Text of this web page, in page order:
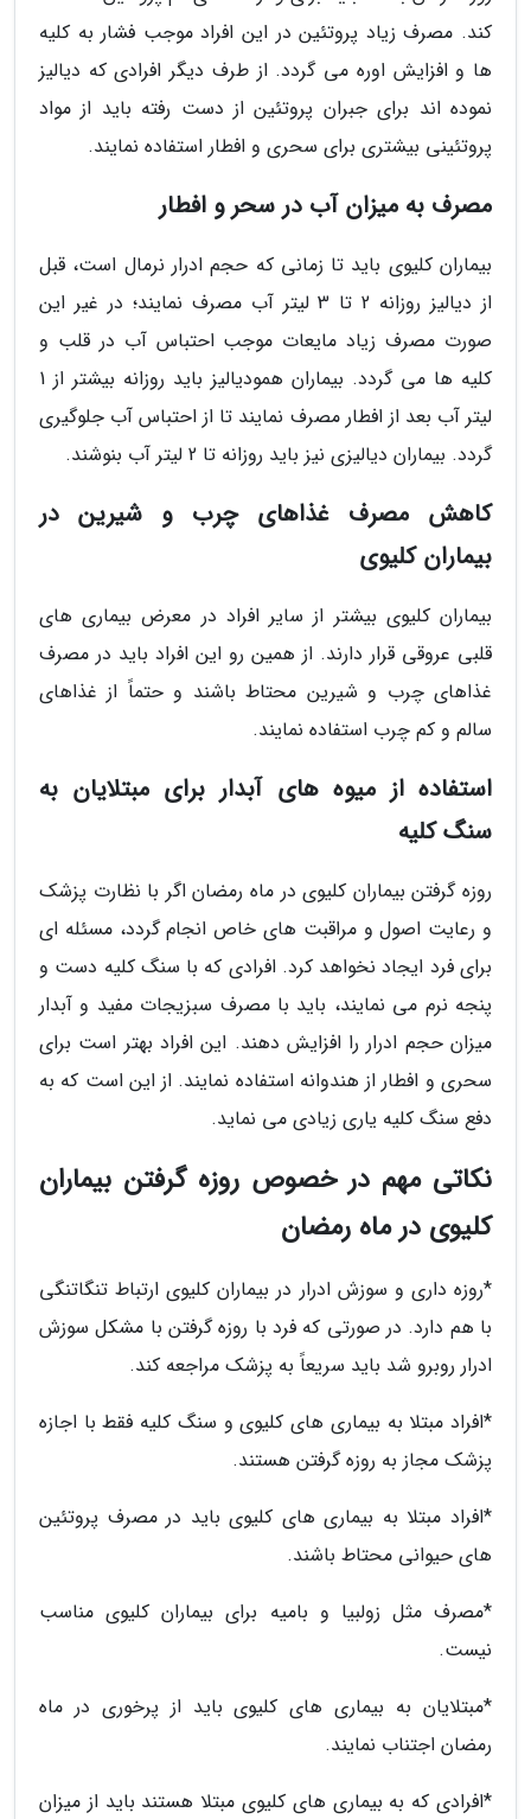
کند. مصرف زیاد پروتئین در این افراد موجب فشار به کلیه
ها و افزایش اوره می گردد. از طرف دیگر افرادی که دیالیز
نموده اند برای جبران پروتئین از دست رفته باید از مواد
پروتئینی بیشتری برای سحری و افطار استفاده نمایند.
مصرف به میزان آب در سحر و افطار
بیماران کلیوی باید تا زمانی که حجم ادرار نرمال است، قبل
از دیالیز روزانه 2 تا 3 لیتر آب مصرف نمایند؛ در غیر این
صورت مصرف زیاد مایعات موجب احتباس آب در قلب و
کلیه ها می گردد. بیماران همودیالیز باید روزانه بیشتر از 1
لیتر آب بعد از افطار مصرف نمایند تا از احتباس آب جلوگیری
گردد. بیماران دیالیزی نیز باید روزانه تا 2 لیتر آب بنوشند.
کاهش مصرف غذاهای چرب و شیرین در
بیماران کلیوی
بیماران کلیوی بیشتر از سایر افراد در معرض بیماری های
قلبی عروقی قرار دارند. از همین رو این افراد باید در مصرف
غذاهای چرب و شیرین محتاط باشند و حتماً از غذاهای
سالم و کم چرب استفاده نمایند.
استفاده از میوه های آبدار برای مبتلایان به
سنگ کلیه
روزه گرفتن بیماران کلیوی در ماه رمضان اگر با نظارت پزشک
و رعایت اصول و مراقبت های خاص انجام گردد، مسئله ای
برای فرد ایجاد نخواهد کرد. افرادی که با سنگ کلیه دست و
پنجه نرم می نمایند، باید با مصرف سبزیجات مفید و آبدار
میزان حجم ادرار را افزایش دهند. این افراد بهتر است برای
سحری و افطار از هندوانه استفاده نمایند. از این است که به
دفع سنگ کلیه یاری زیادی می نماید.
نکاتی مهم در خصوص روزه گرفتن بیماران
کلیوی در ماه رمضان
*روزه داری و سوزش ادرار در بیماران کلیوی ارتباط تنگاتنگی
با هم دارد. در صورتی که فرد با روزه گرفتن با مشکل سوزش
ادرار روبرو شد باید سریعاً به پزشک مراجعه کند.
*افراد مبتلا به بیماری های کلیوی و سنگ کلیه فقط با اجازه
پزشک مجاز به روزه گرفتن هستند.
*افراد مبتلا به بیماری های کلیوی باید در مصرف پروتئین
های حیوانی محتاط باشند.
*مصرف مثل زولبیا و بامیه برای بیماران کلیوی مناسب
نیست.
*مبتلایان به بیماری های کلیوی باید از پرخوری در ماه
رمضان اجتناب نمایند.
*افرادی که به بیماری های کلیوی مبتلا هستند باید از میزان